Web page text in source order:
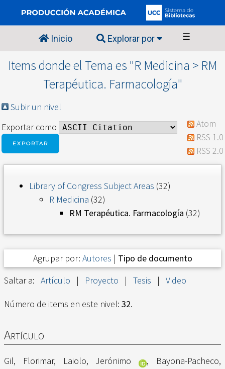
Inicio Explorar por ☰
Items donde el Tema es "R Medicina > RM
Terapéutica. Farmacología"
Subir un nivel
Exportar como
Atom
RSS 1.0
RSS 2.0
Library of Congress Subject Areas (32)
R Medicina (32)
RM Terapéutica. Farmacología (32)
Agrupar por: Autores | Tipo de documento
Saltar a: Artículo | Proyecto | Tesis | Video
Número de items en este nivel: 32.
Artículo
Gil, Florimar, Laiolo, Jerónimo , Bayona-Pacheco,